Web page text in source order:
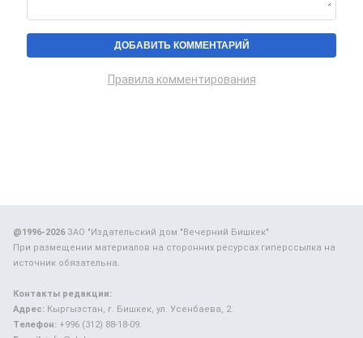
Правила комментирования
@1996-2026ЗАО "Издательский дом "Вечерний Бишкек"
При размещении материалов на сторонних ресурсах гиперссылка на
источник обязательна.
Контакты редакции:
Адрес: Кыргызстан, г. Бишкек, ул. Усенбаева, 2.
Телефон: +996 (312) 88-18-09.